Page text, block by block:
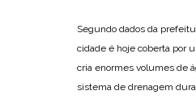
Segundo dados da
cidade é hoje coberta por
cria enormes volumes de
sistema de drenagem